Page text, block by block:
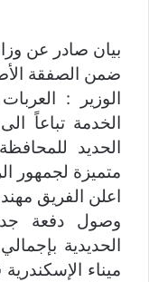
بيان صادر عن
ضمن الصفقة
الوزير :
الخدمة تباعاً
الحديد
متميزة لجمهور
اعلن الفريق
وصول دفعة
ميناء